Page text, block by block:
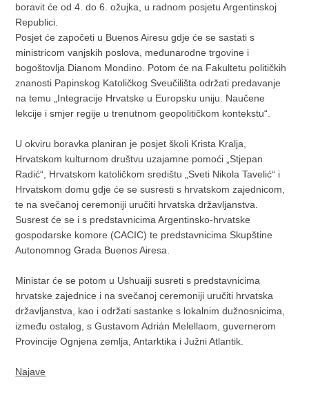
boravit će od 4. do 6. ožujka, u radnom posjetu Argentinskoj
Republici.
Posjet će započeti u Buenos Airesu gdje će se sastati s
ministricom vanjskih poslova, međunarodne trgovine i
bogoštovlja Dianom Mondino. Potom će na Fakultetu političkih
znanosti Papinskog Katoličkog Sveučilišta održati predavanje
na temu „Integracije Hrvatske u Europsku uniju. Naučene
lekcije i smjer regije u trenutnom geopolitičkom kontekstu“.
U okviru boravka planiran je posjet školi Krista Kralja,
Hrvatskom kulturnom društvu uzajamne pomoći „Stjepan
Radić“, Hrvatskom katoličkom središtu „Sveti Nikola Tavelić“ i
Hrvatskom domu gdje će se susresti s hrvatskom zajednicom,
te na svečanoj ceremoniji uručiti hrvatska državljanstva.
Susrest će se i s predstavnicima Argentinsko-hrvatske
gospodarske komore (CACIC) te predstavnicima Skupštine
Autonomnog Grada Buenos Airesa.
Ministar će se potom u Ushuaiji susreti s predstavnicima
hrvatske zajednice i na svečanoj ceremoniji uručiti hrvatska
državljanstva, kao i održati sastanke s lokalnim dužnosnicima,
između ostalog, s Gustavom Adrián Melellaom, guvernerom
Provincije Ognjena zemlja, Antarktika i Južni Atlantik.
Najave